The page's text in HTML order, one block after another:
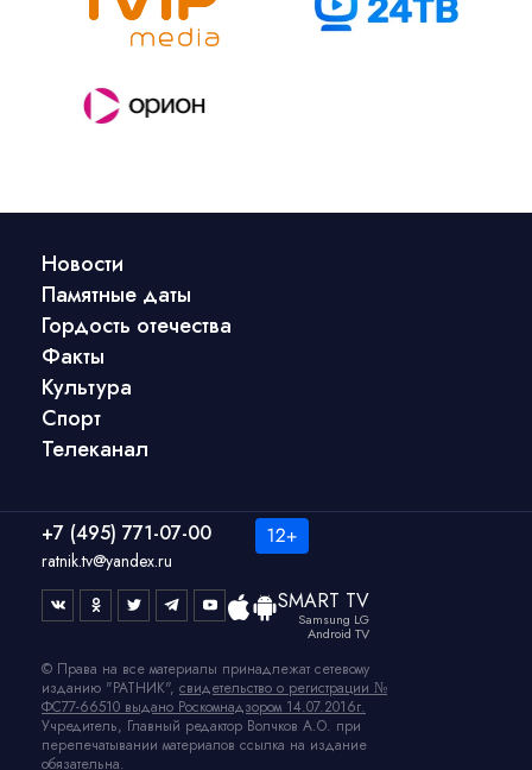
Новости
Памятные даты
Гордость отечества
Факты
Культура
Спорт
Телеканал
+7 (495) 771-07-00
ratnik.tv@yandex.ru
SMART TV
Samsung LG
Android TV
© Права на все материалы принадлежат сетевому
изданию "РАТНИК", свидетельство о регистрации №
ФС77-66510 выдано Роскомнадзором 14.07.2016г.
Учредитель, Главный редактор Волчков А.О. при
перепечатывании материалов ссылка на издание
обязательна.